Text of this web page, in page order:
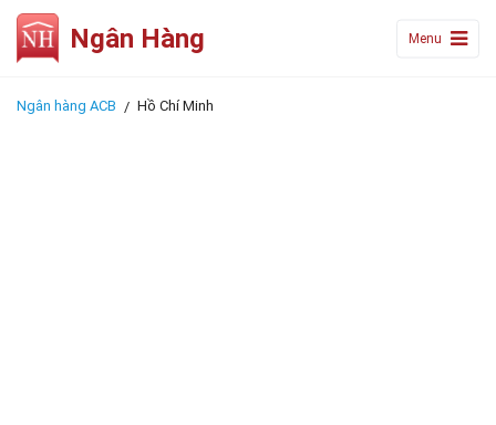
Ngân Hàng Menu
Ngân hàng ACB Hồ Chí Minh